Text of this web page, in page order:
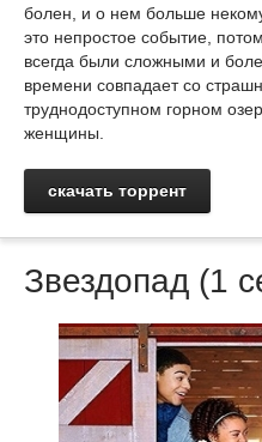
болен, и о нем больше
это непростое событие,
всегда были сложными и
времени совпадает со
труднодоступном горном
женщины.
скачать торрент
Звездопад (1